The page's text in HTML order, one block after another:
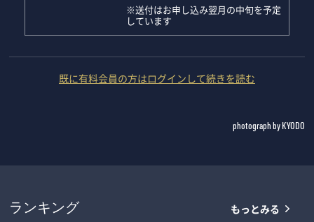
※送付はお申し込み翌月の中旬を予定
しています
既に有料会員の方はログインして続きを読む
photograph by KYODO
ランキング
もっとみる